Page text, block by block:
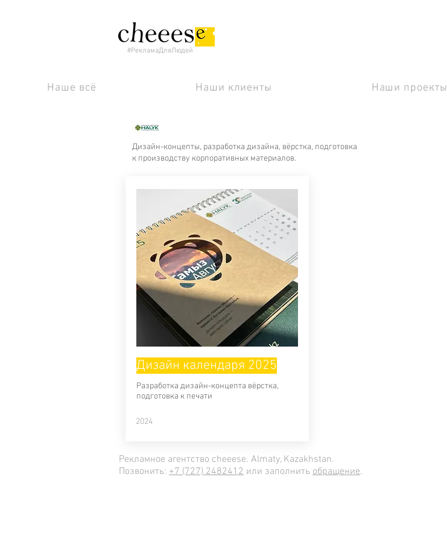
#РекламаДляЛюдей
Наше всё Наши клиенты Наши проекты
Дизайн-концепты, разработка дизайна, вёрстка, подготовка
к производству корпоративных материалов.
Дизайн календаря 2025
Разработка дизайн-концепта вёрстка,
подготовка к печати
2024
Рекламное агентство cheeese. Almaty, Kazakhstan.
Позвонить: +7 (727) 2482412 или заполнить обращение.